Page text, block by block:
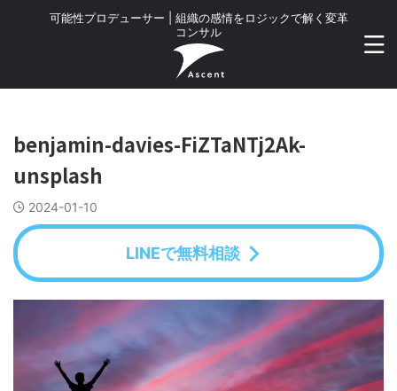
可能性プロデューサー | 組織の感情をロジックで解く変革
コンサル
benjamin-davies-FiZTaNTj2Ak-
unsplash
2024-01-10
LINEで無料相談